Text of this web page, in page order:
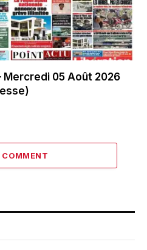
Mercredi 05 Août 2026
COMMENT